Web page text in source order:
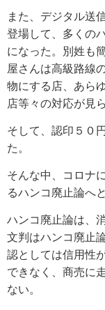
また、デジタル送
登場して、多くの
になった。別姓も
屋さんは高級路線
物にする店、あら
店等々の対応が見
そして、認印５０
た。
そんな中、コロナ
るハンコ廃止論へ
ハンコ廃止論は、
文判はハンコ廃止
認としては信用性
できなく、商売に
ない。